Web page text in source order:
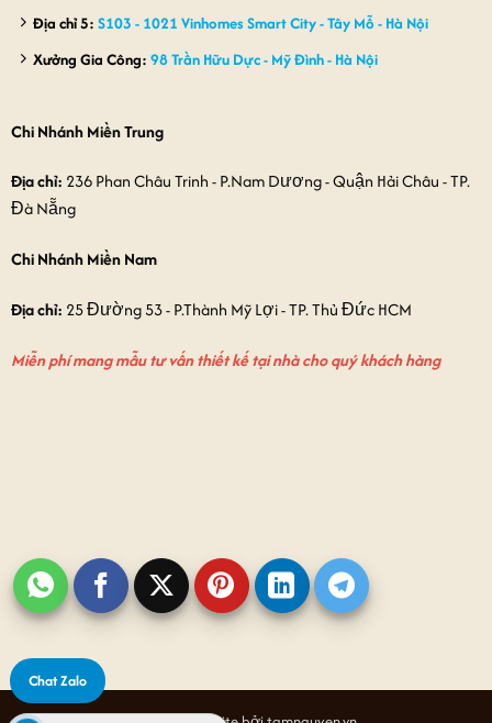
Địa chỉ 5: S103 - 1021 Vinhomes Smart City - Tây Mỗ - Hà Nội
Xưởng Gia Công: 98 Trần Hữu Dực - Mỹ Đình - Hà Nội
Chi Nhánh Miền Trung
Địa chỉ: 236 Phan Châu Trinh - P.Nam Dương - Quận Hải Châu - TP.
Đà Nẵng
Chi Nhánh Miền Nam
Địa chỉ: 25 Đường 53 - P.Thành Mỹ Lợi - TP. Thủ Đức HCM
Miễn phí mang mẫu tư vấn thiết kế tại nhà cho quý khách hàng
Chat Zalo